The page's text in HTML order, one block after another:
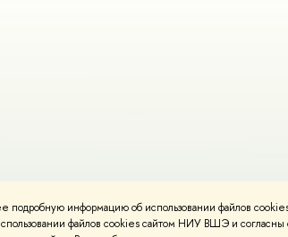
подробную информацию об использовании файлов
файлов cookies сайтом НИУ ВШЭ и
Карта сайта